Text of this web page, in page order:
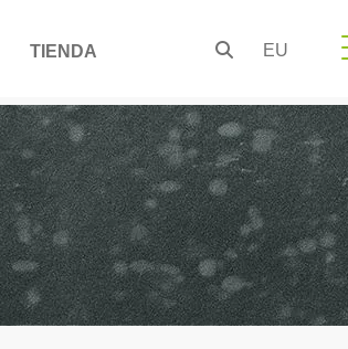
TIENDA EU